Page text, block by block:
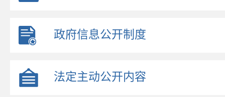
政府信息公开制度
法定主动公开内容